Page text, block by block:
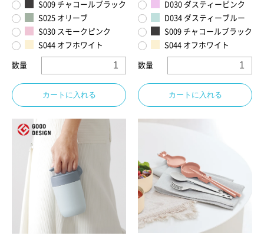
S009 チャコールブラック
S025 オリーブ
S030 スモークピンク
S044 オフホワイト
数量
カートに入れる
D030 ダスティーピンク
D034 ダスティーブルー
S009 チャコールブラック
S044 オフホワイト
数量
カートに入れる